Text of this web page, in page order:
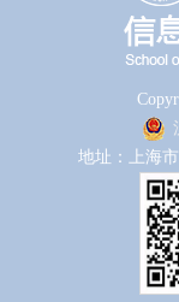
地址：上海